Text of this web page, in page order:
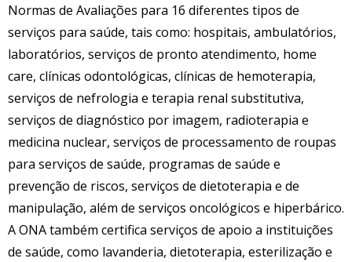
Normas de Avaliações para 16 diferentes tipos de
serviços para saúde, tais como: hospitais, ambulatórios,
laboratórios, serviços de pronto atendimento, home
care, clínicas odontológicas, clínicas de hemoterapia,
serviços de nefrologia e terapia renal substitutiva,
serviços de diagnóstico por imagem, radioterapia e
medicina nuclear, serviços de processamento de roupas
para serviços de saúde, programas de saúde e
prevenção de riscos, serviços de dietoterapia e de
manipulação, além de serviços oncológicos e hiperbárico.
A ONA também certifica serviços de apoio a instituições
de saúde, como lavanderia, dietoterapia, esterilização e